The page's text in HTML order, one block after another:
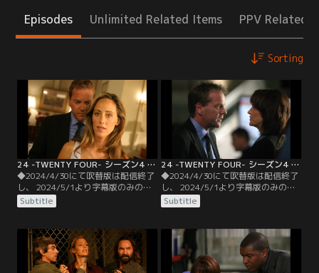
Episodes Unlimited Related Items PPV Related
Sorting
24 -TWENTY FOUR- シーズン4 第01話／字幕
◆2024/4/30にて吹替版は配信終了
し、 2024/5/1より字幕版のみの配
信となります。予めご了承くださ
い。◆字幕／第01話 7：00 A.M.-8：
事件が発生、乗客のブリーフケース
が奪われる。CTUではトルコのテロ
リストが事件に関わっているとみて
捜査を続けていた。
Subtitle
24 -TWENTY FOUR- シーズン4 第02話／字幕
◆2024/4/30にて吹替版は配信終了
し、 2024/5/1より字幕版のみの配
信となります。予めご了承くださ
い。◆字幕／第02話 8：00 A.M.-9：
ーはテログループに拉致され、ジャ
ックはCTUのチーフ・ドリスコル
に、長官救出まで現場に戻りたいと
掛合うが拒否される。
Subtitle